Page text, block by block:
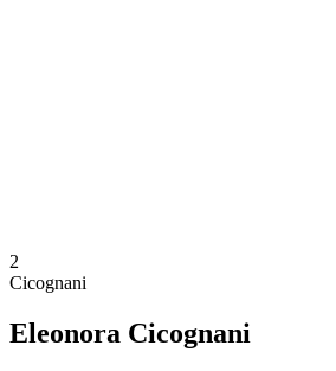
2
Cicognani
Eleonora Cicognani